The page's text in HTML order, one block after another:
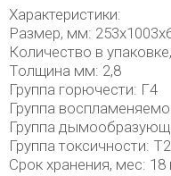
Характеристики:
Размер, мм:
Количество в
Толщина мм: 2,8
Группа горючести: Г4
Группа
Группа
Группа токсичности: Т2
Срок хранения, мес: